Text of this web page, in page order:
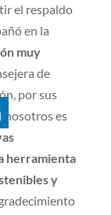
el respaldo
en la
muy
de
por sus
nosotros es
herramienta
y